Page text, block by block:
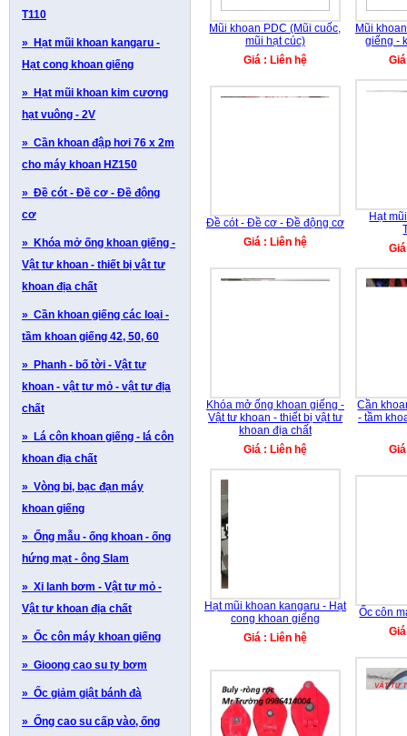
T110
» Hạt mũi khoan kangaru -
Hạt cong khoan giếng
» Hạt mũi khoan kim cương
hạt vuông - 2V
» Cần khoan đập hơi 76 x 2m
cho máy khoan HZ150
» Đề cót - Đề cơ - Đề động
cơ
» Khóa mở ống khoan giếng -
Vật tư khoan - thiết bị vật tư
khoan địa chất
» Cần khoan giếng các loại -
tầm khoan giếng 42, 50, 60
» Phanh - bố tời - Vật tư
khoan - vật tư mỏ - vật tư địa
chất
» Lá côn khoan giếng - lá côn
khoan địa chất
» Vòng bi, bạc đạn máy
khoan giếng
» Ống mẫu - ống khoan - ống
hứng mạt - ông Slam
» Xi lanh bơm - Vật tư mỏ -
Vật tư khoan địa chất
» Ốc côn máy khoan giếng
» Gioong cao su ty bơm
» Ốc giảm giật bánh đà
» Ống cao su cấp vào, ống
Mũi khoan PDC (Mũi cuốc,
mũi hạt cúc)
Giá : Liên hệ
Mũi
giếng -
Đề cót - Đề cơ - Đề động cơ
Giá : Liên hệ
Hạt
Khóa mở ống khoan giếng -
Vật tư khoan - thiết bị vật tư
khoan địa chất
Giá : Liên hệ
Cần
- tầm
Hạt mũi khoan kangaru - Hạt
cong khoan giếng
Giá : Liên hệ
Ốc côn